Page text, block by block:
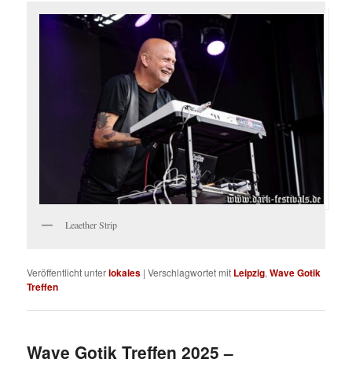
Leaether Strip
Veröffentlicht unterlokales |Verschlagwortet mit Leipzig,Wave Gotik
Treffen
Wave Gotik Treffen 2025 –